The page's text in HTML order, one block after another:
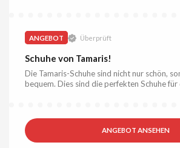
ANGEBOT Überprüft
Schuhe von Tamaris!
Die Tamaris-Schuhe sind nicht nur schön,
bequem. Dies sind die perfekten Schuhe für
ANGEBOT ANSEHEN